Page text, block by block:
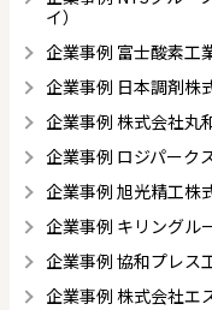
イ）
企業事例 富士酸素工
企業事例 日本調剤株
企業事例 株式会社丸
企業事例 ロジパーク
企業事例 旭光精工株
企業事例 キリングル
企業事例 協和プレス
企業事例 株式会社エ